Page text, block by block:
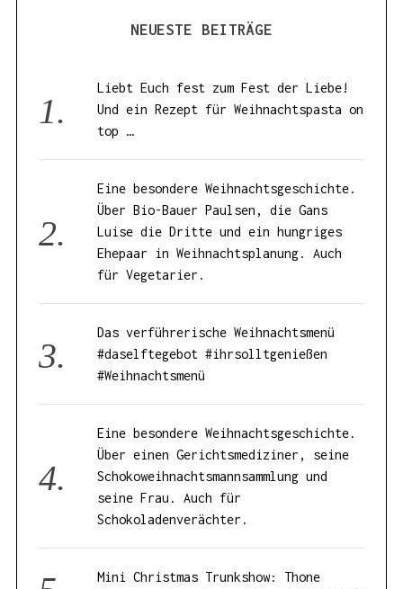
NEUESTE BEITRÄGE
Liebt Euch fest zum Fest der Liebe!
Und ein Rezept für Weihnachtspasta on
top …
Eine besondere Weihnachtsgeschichte.
Über Bio-Bauer Paulsen, die Gans
Luise die Dritte und ein hungriges
Ehepaar in Weihnachtsplanung. Auch
für Vegetarier.
Das verführerische Weihnachtsmenü
#daselftegebot #ihrsolltgenießen
#Weihnachtsmenü
Eine besondere Weihnachtsgeschichte.
Über einen Gerichtsmediziner, seine
Schokoweihnachtsmannsammlung und
seine Frau. Auch für
Schokoladenverächter.
Mini Christmas Trunkshow: Thone